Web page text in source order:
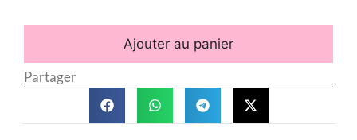
Ajouter au panier
Partager